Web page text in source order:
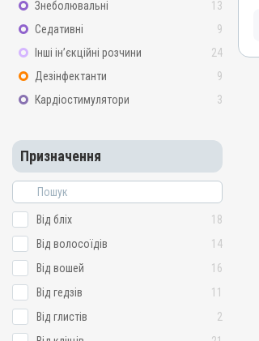
Знеболювальні
13
Седативні
9
Інші ін’єкційні розчини
24
Дезінфектанти
9
Кардіостимулятори
3
Призначення
Від бліх
18
Від волосоїдів
14
Від вошей
16
Від гедзів
11
Від глистів
2